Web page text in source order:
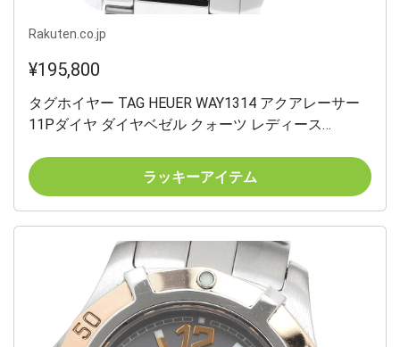
Rakuten.co.jp
¥195,800
タグホイヤー TAG HEUER WAY1314 アクアレーサー
11Pダイヤ ダイヤベゼル クォーツ レディース
ラッキーアイテム